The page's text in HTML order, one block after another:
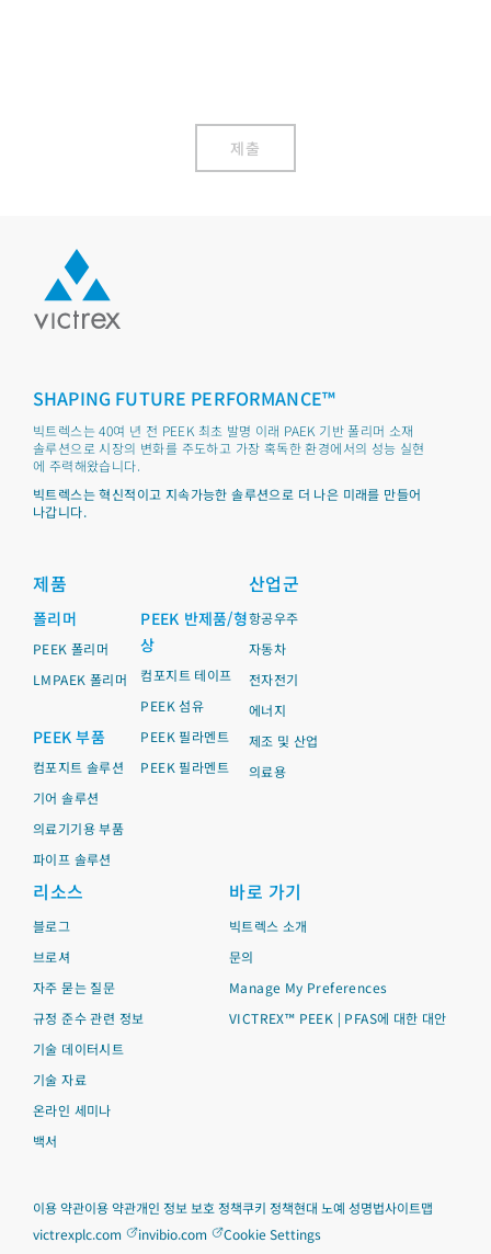
제출
SHAPING FUTURE PERFORMANCE™
빅트렉스는 40여 년 전 PEEK 최초 발명 이래 PAEK 기반 폴리머 소재
솔루션으로 시장의 변화를 주도하고 가장 혹독한 환경에서의 성능 실현
에 주력해왔습니다.
빅트렉스는 혁신적이고 지속가능한 솔루션으로 더 나은 미래를 만들어
나갑니다.
제품
폴리머
PEEK 폴리머
LMPAEK 폴리머
PEEK 부품
컴포지트 솔루션
기어 솔루션
의료기기용 부품
파이프 솔루션
PEEK 반제품/형
상
컴포지트 테이프
PEEK 섬유
PEEK 필라멘트
PEEK 필라멘트
산업군
항공우주
자동차
전자전기
에너지
제조 및 산업
의료용
리소스
블로그
브로셔
자주 묻는 질문
규정 준수 관련 정보
기술 데이터시트
기술 자료
온라인 세미나
백서
바로 가기
빅트렉스 소개
문의
Manage My Preferences
VICTREX™ PEEK | PFAS에 대한 대안
이용 약관이용 약관개인 정보 보호 정책쿠키 정책현대 노예 성명법사이트맵
victrexplc.com
invibio.com Cookie Settings